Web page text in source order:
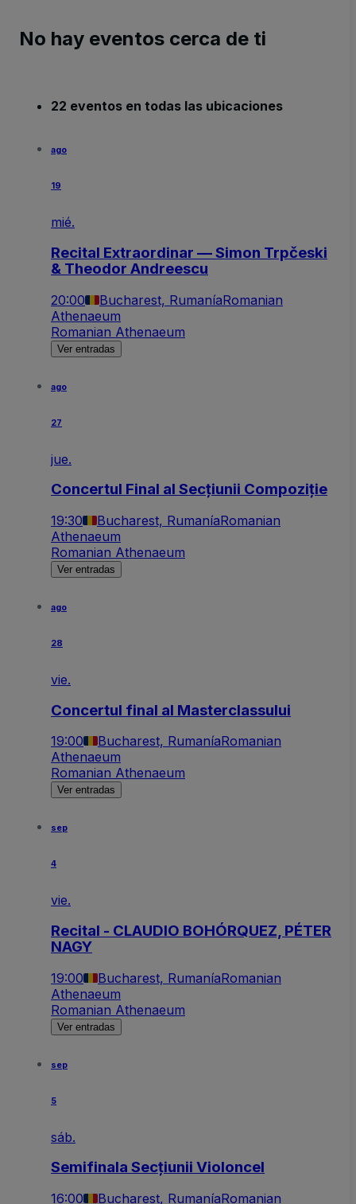
No hay eventos cerca de ti
22 eventos en todas las ubicaciones
ago
19
mié.
Recital Extraordinar — Simon Trpčeski
& Theodor Andreescu
20:00 Bucharest, RumaníaRomanian
Athenaeum
Romanian Athenaeum
Ver entradas
ago
27
jue.
Concertul Final al Secțiunii Compoziție
19:30 Bucharest, RumaníaRomanian
Athenaeum
Romanian Athenaeum
Ver entradas
ago
28
vie.
Concertul final al Masterclassului
19:00 Bucharest, RumaníaRomanian
Athenaeum
Romanian Athenaeum
Ver entradas
sep
4
vie.
Recital - CLAUDIO BOHÓRQUEZ, PÉTER
NAGY
19:00 Bucharest, RumaníaRomanian
Athenaeum
Romanian Athenaeum
Ver entradas
sep
5
sáb.
Semifinala Secțiunii Violoncel
16:00 Bucharest, RumaníaRomanian